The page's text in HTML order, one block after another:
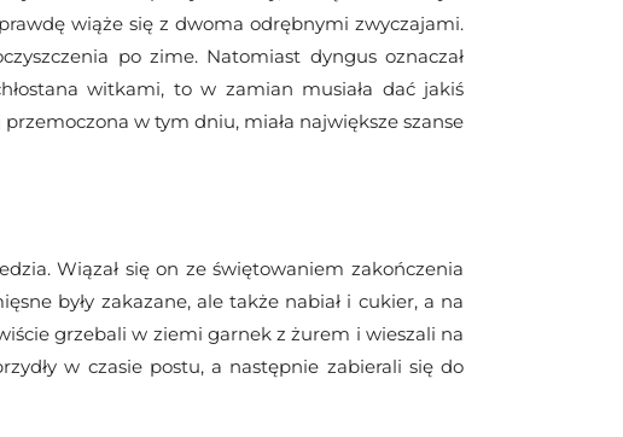
wiąże się z dwoma odrębnymi zwyczajami.
po zime. Natomiast dyngus oznaczał
witkami, to w zamian musiała dać jakiś
w tym dniu, miała największe szanse
Wiązał się on ze świętowaniem zakończenia
były zakazane, ale także nabiał i cukier, a na
grzebali w ziemi garnek z żurem i wieszali na
w czasie postu, a następnie zabierali się do